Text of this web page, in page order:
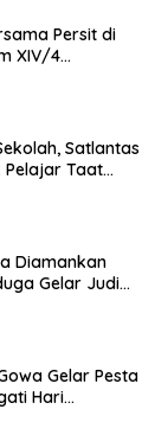
Persit di
XIV/4
Satlantas
Pelajar Taat
Diamankan
Gelar Judi
Gelar Pesta
Hari